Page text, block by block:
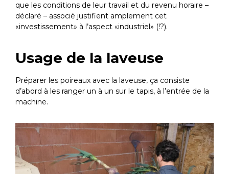
que les conditions de leur travail et du revenu horaire –
déclaré – associé justifient amplement cet
«investissement» à l’aspect «industriel» (!?).
Usage de la laveuse
Préparer les poireaux avec la laveuse, ça consiste
d’abord à les ranger un à un sur le tapis, à l’entrée de la
machine.